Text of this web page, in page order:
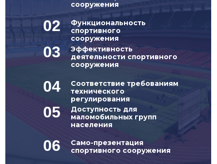
сооружения
Соответствие требованиям
технического
регулирования
04
Функциональность
спортивного
сооружения
02
Доступность для
маломобильных групп
населения
05
Эффективность
деятельности спортивного
сооружения
03
Само-презентация
спортивного сооружения
06